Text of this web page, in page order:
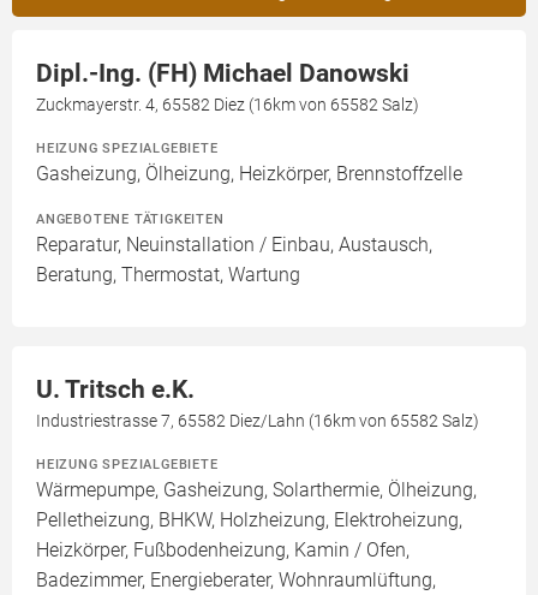
Dipl.-Ing. (FH) Michael Danowski
Zuckmayerstr. 4, 65582 Diez (16km von 65582 Salz)
HEIZUNG SPEZIALGEBIETE
Gasheizung, Ölheizung, Heizkörper, Brennstoffzelle
ANGEBOTENE TÄTIGKEITEN
Reparatur, Neuinstallation / Einbau, Austausch,
Beratung, Thermostat, Wartung
U. Tritsch e.K.
Industriestrasse 7, 65582 Diez/Lahn (16km von 65582 Salz)
HEIZUNG SPEZIALGEBIETE
Wärmepumpe, Gasheizung, Solarthermie, Ölheizung,
Pelletheizung, BHKW, Holzheizung, Elektroheizung,
Heizkörper, Fußbodenheizung, Kamin / Ofen,
Badezimmer, Energieberater, Wohnraumlüftung,